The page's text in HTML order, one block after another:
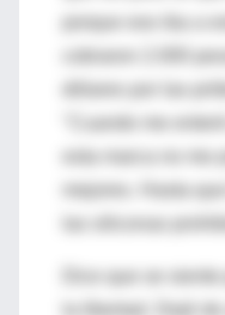
porque eso iba a
esta marca no me
mejores. Hasta